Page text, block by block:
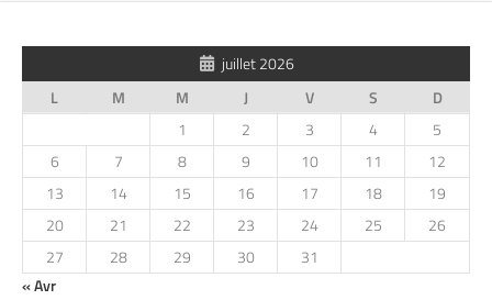
juillet 2026
L
M M J V S
D
1
2 3 4
5
6
7 8 9 10 11
12
13
14 15 16 17 18
19
20
21 22 23 24 25
26
27
28 29 30
31
« Avr